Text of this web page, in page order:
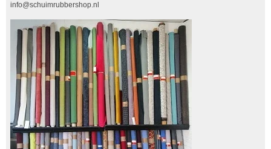
info@schuimrubbershop.nl